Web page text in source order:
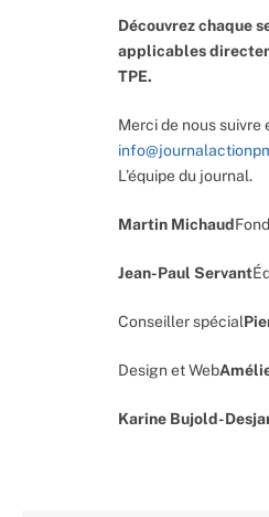
Découvrez chaque
applicables
TPE.
Merci de nous suivre
L’équipe du journal.
Martin Michaud
Jean-Paul Servant
Conseiller spécial
Design et Web
Karine Bujold-